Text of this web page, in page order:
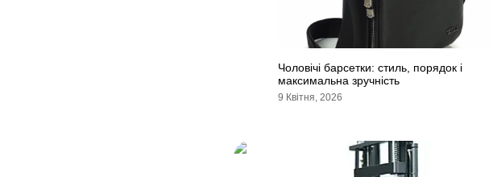
Чоловічі барсетки: стиль, порядок і
максимальна зручність
9 Квітня, 2026